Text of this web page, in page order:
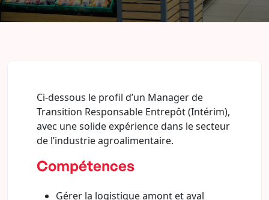
Ci-dessous le profil d’un Manager de
Transition Responsable Entrepôt (Intérim),
avec une solide expérience dans le secteur
de l’industrie agroalimentaire.
Compétences
Gérer la logistique amont et aval